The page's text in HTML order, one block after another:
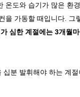
온도와 습기가 많은 환
을 가동할 때입니다 그
심한 계절에는 3개월
분 발휘해야 하는 계